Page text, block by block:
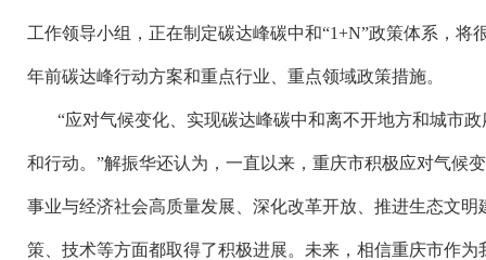
工作领导小组，正在制定碳达峰碳中和“1+N”政策体系，将
年前碳达峰行动方案和重点行业、重点领域政策措施。
“应对气候变化、实现碳达峰碳中和离不开地方和城市
和行动。”解振华还认为，一直以来，重庆市积极应对气候
事业与经济社会高质量发展、深化改革开放、推进生态文
策、技术等方面都取得了积极进展。未来，相信重庆市作